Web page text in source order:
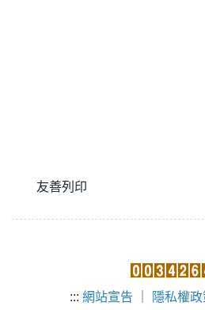
友善列印
::: 網站宣告 隱私權政